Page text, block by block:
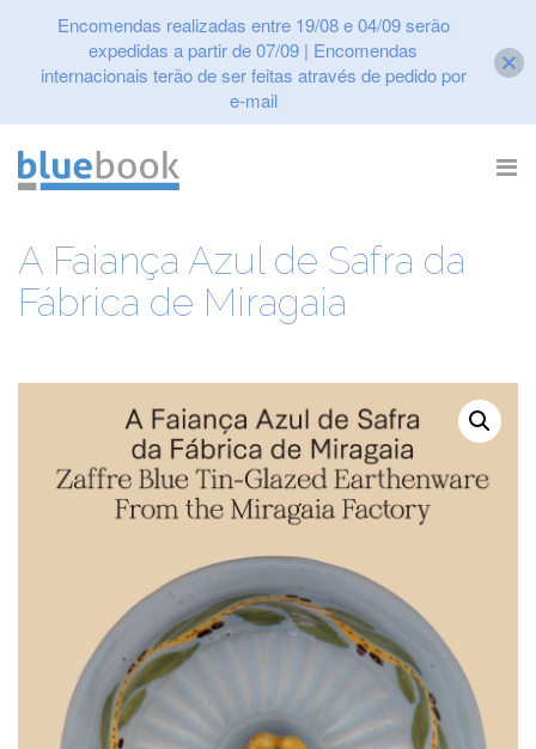
content
A Faiança Azul de Safra da
Fábrica de Miragaia
Encomendas realizadas entre 19/08 e 04/09 serão
expedidas a partir de 07/09 | Encomendas
internacionais terão de ser feitas através de pedido por
e-mail